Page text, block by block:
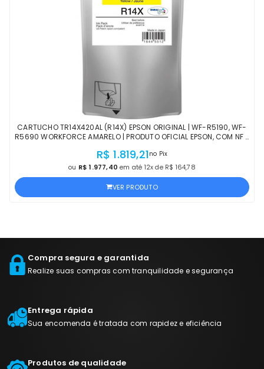
CARTUCHO TR14X420AL (R14X) EPSON ORIGINAL | WF-R5190, WF-
R5690 WORKFORCE AMARELO | PRODUTO OFICIAL EPSON, COM NF E
R$ 1.819,21no Pix
ou R$ 1.977,40 em até 12x de R$ 164,78
VER PRODUTO
Compra segura e garantida
Realize suas compras com tranquilidade e segurança
Entrega rápida
Sua encomenda é tratada com rapidez e eficiência
Produtos de qualidade